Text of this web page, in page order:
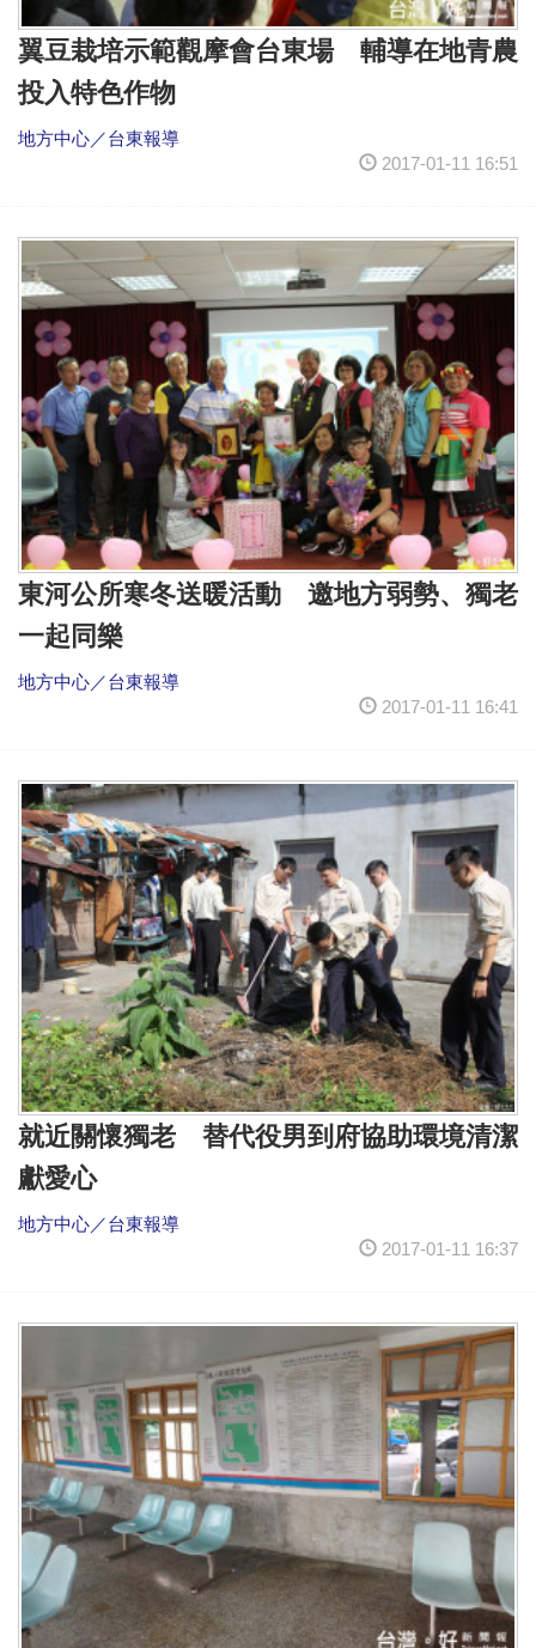
翼豆栽培示範觀摩會台東場 輔導在地青農
投入特色作物
地方中心／台東報導
2017-01-11 16:51
東河公所寒冬送暖活動 邀地方弱勢、獨老
一起同樂
地方中心／台東報導
2017-01-11 16:41
就近關懷獨老 替代役男到府協助環境清潔
獻愛心
地方中心／台東報導
2017-01-11 16:37